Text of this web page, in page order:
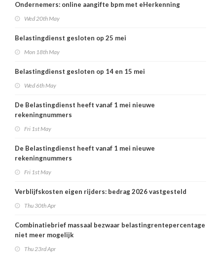
Ondernemers: online aangifte bpm met eHerkenning
Wed 20th May
Belastingdienst gesloten op 25 mei
Mon 18th May
Belastingdienst gesloten op 14 en 15 mei
Wed 6th May
De Belastingdienst heeft vanaf 1 mei nieuwe
rekeningnummers
Fri 1st May
De Belastingdienst heeft vanaf 1 mei nieuwe
rekeningnummers
Fri 1st May
Verblijfskosten eigen rijders: bedrag 2026 vastgesteld
Thu 30th Apr
Combinatiebrief massaal bezwaar belastingrentepercentage
niet meer mogelijk
Thu 23rd Apr